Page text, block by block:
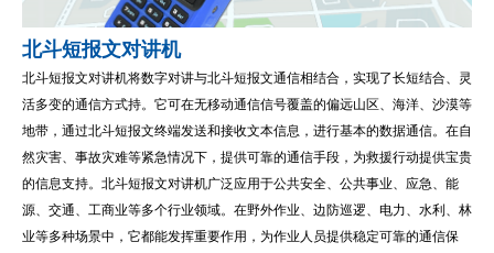
北斗短报文对讲机
北斗短报文对讲机将数字对讲与北斗短报文通信相结合，实现了长短结合、灵
活多变的通信方式持。它可在无移动通信信号覆盖的偏远山区、海洋、沙漠等
地带，通过北斗短报文终端发送和接收文本信息，进行基本的数据通信。在自
然灾害、事故灾难等紧急情况下，提供可靠的通信手段，为救援行动提供宝贵
的信息支持。北斗短报文对讲机广泛应用于公共安全、公共事业、应急、能
源、交通、工商业等多个行业领域。在野外作业、边防巡逻、电力、水利、林
业等多种场景中，它都能发挥重要作用，为作业人员提供稳定可靠的通信保